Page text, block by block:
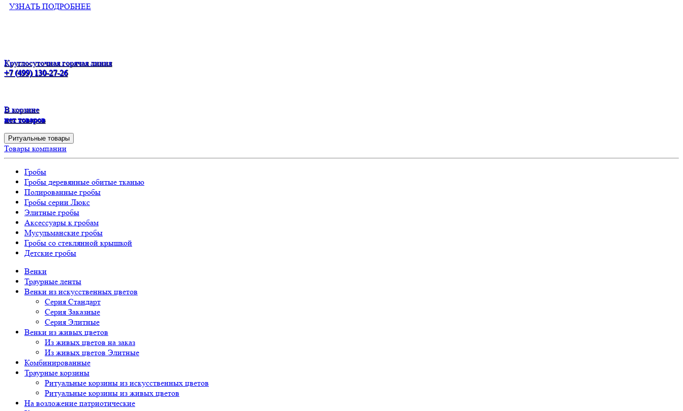
УЗНАТЬ ПОДРОБНЕЕ
Круглосуточная горячая линия
+7 (499) 130-27-26
В корзине
нет товаров
Ритуальные товары
Товары компании
Гробы
Гробы деревянные обитые тканью
Полированные гробы
Гробы серии Люкс
Элитные гробы
Аксессуары к гробам
Мусульманские гробы
Гробы со стеклянной крышкой
Детские гробы
Венки
Траурные ленты
Венки из искусственных цветов
Серия Стандарт
Серия Заказные
Серия Элитные
Венки из живых цветов
Из живых цветов на заказ
Из живых цветов Элитные
Комбинированные
Траурные корзины
Ритуальные корзины из искусственных цветов
Ритуальные корзины из живых цветов
На возложение патриотические